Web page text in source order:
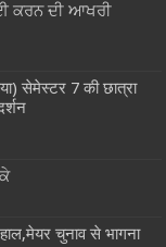
ਕਰਨ ਦੀ ਆਖਰੀ
सेमेस्टर 7 की छात्रा
चुनाव से भागना